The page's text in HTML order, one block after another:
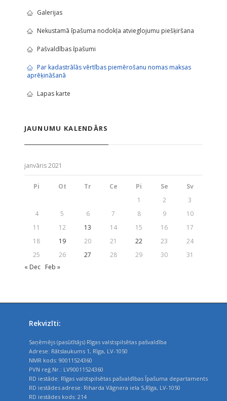
Galerijas
Nekustamā īpašuma nodokļa atvieglojumu piešķiršana
Pašvaldības īpašumi
Par kadastrālās vērtības piemērošanu nomas maksas
aprēķināšanā
Lapas karte
JAUNUMU KALENDĀRS
janvāris 2021
Pi Ot Tr Ce Pi Se
Sv
1
2
3
4
5 6 7 8 9
10
11
12 13 14 15 16
17
18
19 20 21 22 23
24
25
26 27 28 29 30
31
« Dec
Feb »
Rekvizīti:
Saņēmējs (pasūtītājs) Rīgas valstspilsētas pašvaldība
Adrese: Rātslaukums 1, Rīga, LV-1050
NMR kods: 90011524360
PVN reģ.Nr.: LV90011524360
RD iestāde: Rīgas valstspilsētas pašvaldības Īpašuma departaments
RD iestādes adrese: Riharda Vāgnera iela 5,Rīga, LV-1050
RD iestādes kods: 214